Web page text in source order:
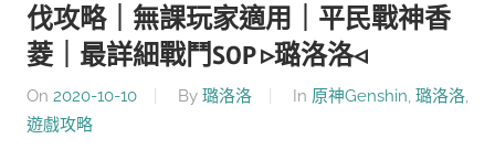
伐攻略｜無課玩家適用｜平民戰神香
菱｜最詳細戰鬥SOP ▹璐洛洛◃
On 2020-10-10 By 璐洛洛 In 原神Genshin, 璐洛洛,
遊戲攻略